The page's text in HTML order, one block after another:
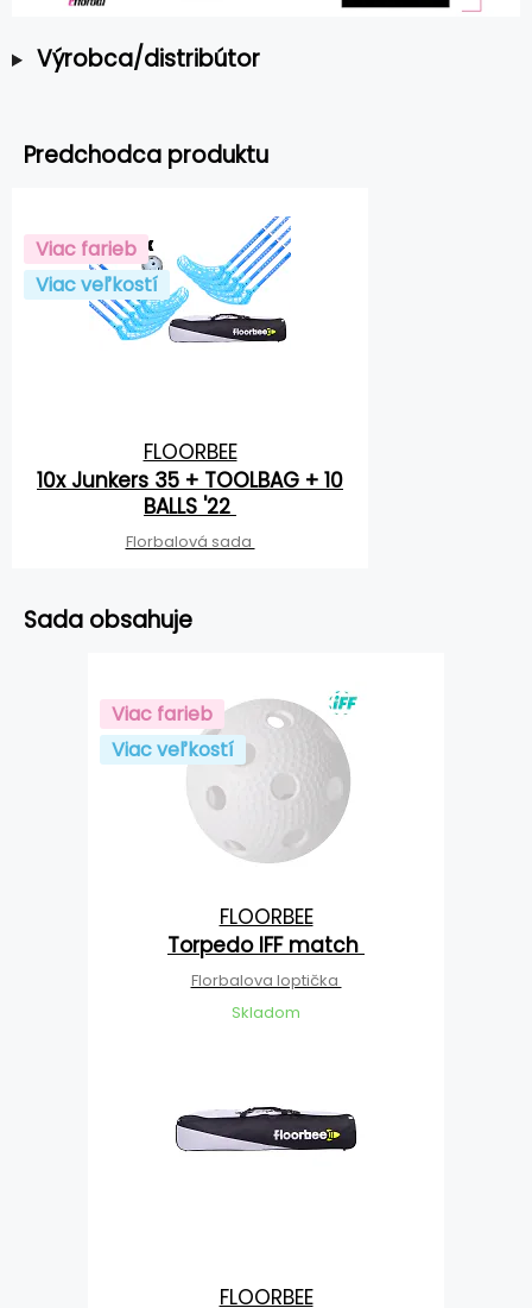
Výrobca/distribútor
Predchodca produktu
Viac farieb
Viac veľkostí
FLOORBEE
10x Junkers 35 + TOOLBAG + 10
BALLS '22
Florbalová sada
Sada obsahuje
Viac farieb
Viac veľkostí
FLOORBEE
Torpedo IFF match
Florbalova loptička
Skladom
FLOORBEE